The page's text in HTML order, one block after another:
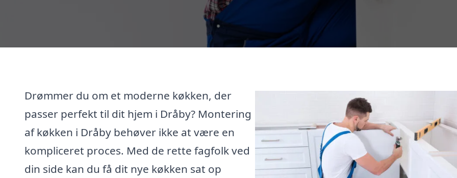
Drømmer du om et moderne køkken, der
passer perfekt til dit hjem i Dråby? Montering
af køkken i Dråby behøver ikke at være en
kompliceret proces. Med de rette fagfolk ved
din side kan du få dit nye køkken sat op